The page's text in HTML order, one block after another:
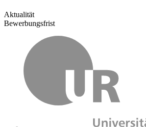
Aktualität
Bewerbungsfrist